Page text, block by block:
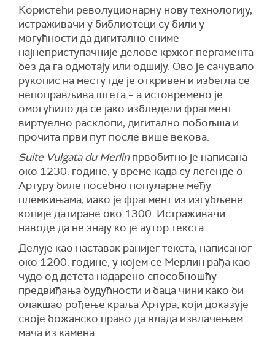
Користећи револуционарну нову технологију,
истраживачи у библиотеци су били у
могућности да дигитално сниме
најнеприступачније делове крхког пергамента
без да га одмотају или одшију. Ово је сачувало
рукопис на месту где је откривен и избегла се
непоправљива штета – а истовремено је
омогућило да се јако избледели фрагмент
виртуелно расклопи, дигитално побољша и
прочита први пут после више векова.
Suite Vulgata du Merlinпрвобитно је написана
око 1230. године, у време када су легенде о
Артуру биле посебно популарне међу
племкињама, иако је фрагмент из изгубљене
копије датиране око 1300. Истраживачи
наводе да не знају ко је аутор текста.
Делује као наставак ранијег текста, написаног
око 1200. године, у којем се Мерлин рађа као
чудо од детета надарено способношћу
предвиђања будућности и баца чини како би
олакшао рођење краља Артура, који доказује
своје божанско право да влада извлачењем
мача из камена.